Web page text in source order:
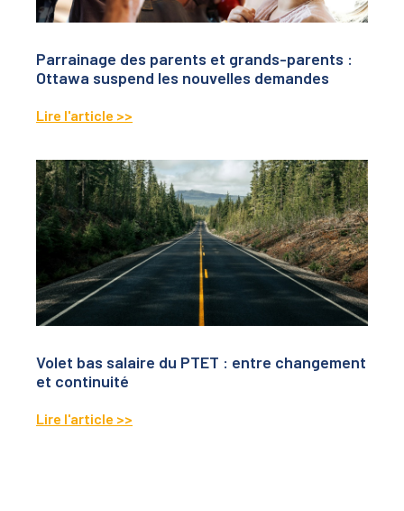
Parrainage des parents et grands-parents :
Ottawa suspend les nouvelles demandes
Lire l'article >>
Volet bas salaire du PTET : entre changement
et continuité
Lire l'article >>